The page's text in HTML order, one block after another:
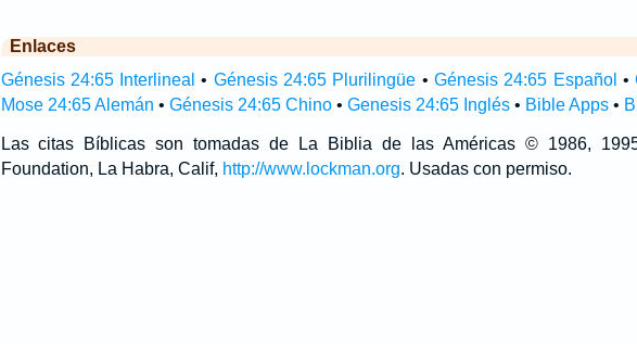
Enlaces
Génesis 24:65 Interlineal • Génesis 24:65 Plurilingüe • Génesis 24:65 Español •
Mose 24:65 Alemán • Génesis 24:65 Chino• Genesis 24:65 Inglés• Bible Apps•
Las citas Bíblicas son tomadas de La Biblia de las Américas © 1986,
Foundation, La Habra, Calif, http://www.lockman.org. Usadas con permiso.